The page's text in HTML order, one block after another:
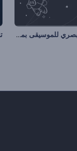
تجسيد بصري للموسيقى بمخططات كونية